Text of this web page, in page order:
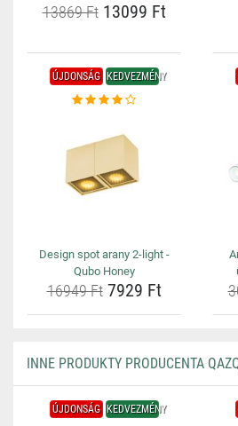
13869 Ft13099 Ft
ÚJDONSÁG KEDVEZMÉNY
Design spot arany 2-light -
Qubo Honey
16949 Ft7929 Ft
INNE PRODUKTY PRODUCENTA
ÚJDONSÁG KEDVEZMÉNY